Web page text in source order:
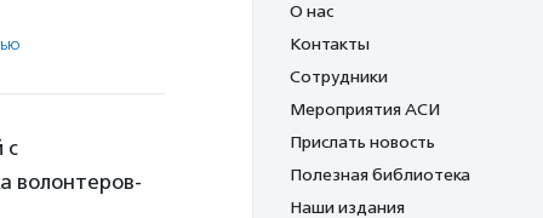
с
волонтеров-
О нас
Контакты
Сотрудники
Мероприятия АСИ
Прислать новость
Полезная библиотека
Наши издания